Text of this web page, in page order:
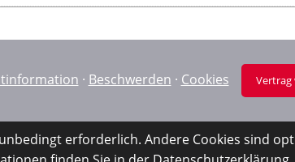
· Beschwerden · Cookies Vertrag
erforderlich. Andere Cookies sind